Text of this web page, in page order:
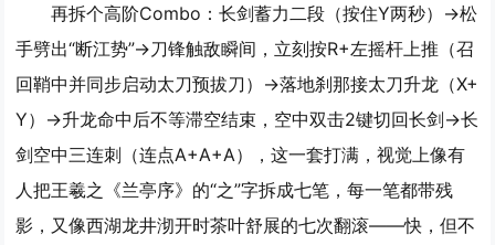
再拆个高阶Combo：长剑蓄力二段（按住Y两秒）→松
手劈出“断江势”→刀锋触敌瞬间， 立刻按R+左摇杆上推（召
回鞘中并同步启动太刀预拔刀） →落地刹那接太刀升龙（X+
Y）→升龙命中后不等滞空结束，空中双击2键切回长剑→长
剑空中三连刺（连点A+A+A），这一套打满，视觉上像有
人把王羲之《兰亭序》的“之”字拆成七笔，每一笔都带残
影，又像西湖龙井沏开时茶叶舒展的七次翻滚——快，但不